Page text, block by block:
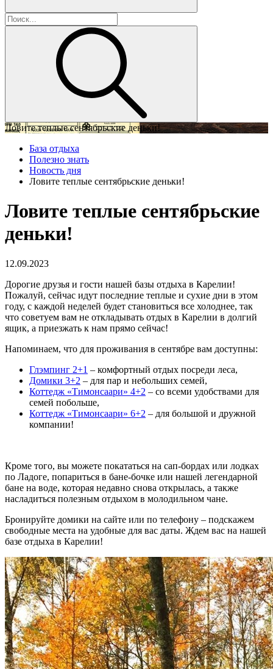
Ловите теплые сентябрьские деньки!
База отдыха
Полезно знать
Новость дня
Ловите теплые сентябрьские деньки!
Ловите теплые сентябрьские
деньки!
12.09.2023
Дорогие друзья и гости нашей базы отдыха в Карелии!
Пожалуй, сейчас идут последние теплые и сухие дни в этом
году, с каждой неделей будет становиться все холоднее, так
что советуем вам не откладывать отдых в Карелии в долгий
ящик, а приезжать к нам прямо сейчас!
Напоминаем, что для проживания в сентябре вам доступны:
Глэмпинг 2+1 – комфортный отдых посреди леса,
Домики 3+2 – для пар и небольших семей,
Коттедж «Тимонсаари» 4+2 – со всеми удобствами для
семей побольше,
Коттедж «Тимонсаари» 6+2 – для большой и дружной
компании!
Кроме того, вы можете покататься на сап-бордах или лодках
по Ладоге, попариться в бане-бочке или нашей легендарной
бане на воде, которая недавно снова открылась, а также
насладиться полезным отдыхом в молодильном чане.
Бронируйте домики на сайте или по телефону – подскажем
свободные места на удобные для вас даты. Ждем вас на нашей
базе отдыха в Карелии!